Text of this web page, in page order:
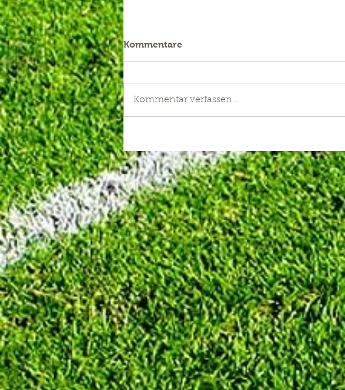
Kommentare
Kommentar verfassen...